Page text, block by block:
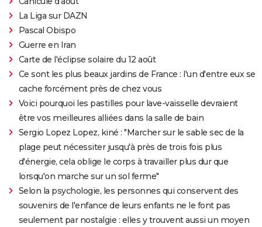
La Liga sur DAZN
Pascal Obispo
Guerre en Iran
Carte de l'éclipse solaire du 12 août
Ce sont les plus beaux jardins de France : l'un d'entre eux se
cache forcément près de chez vous
Voici pourquoi les pastilles pour lave-vaisselle devraient
être vos meilleures alliées dans la salle de bain
Sergio Lopez Lopez, kiné : "Marcher sur le sable sec de la
plage peut nécessiter jusqu'à près de trois fois plus
d'énergie, cela oblige le corps à travailler plus dur que
lorsqu'on marche sur un sol ferme"
Selon la psychologie, les personnes qui conservent des
souvenirs de l'enfance de leurs enfants ne le font pas
seulement par nostalgie : elles y trouvent aussi un moyen